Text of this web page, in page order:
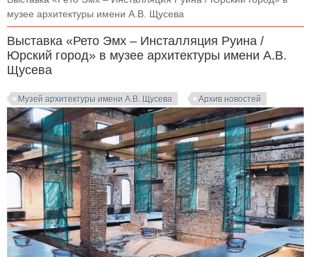
музее архитектуры имени А.В. Щусева
Выставка «Рето Эмх – Инсталляция Руина /
Юрский город» в музее архитектуры имени А.В.
Щусева
Музей архитектуры имени А.В. Щусева Архив новостей